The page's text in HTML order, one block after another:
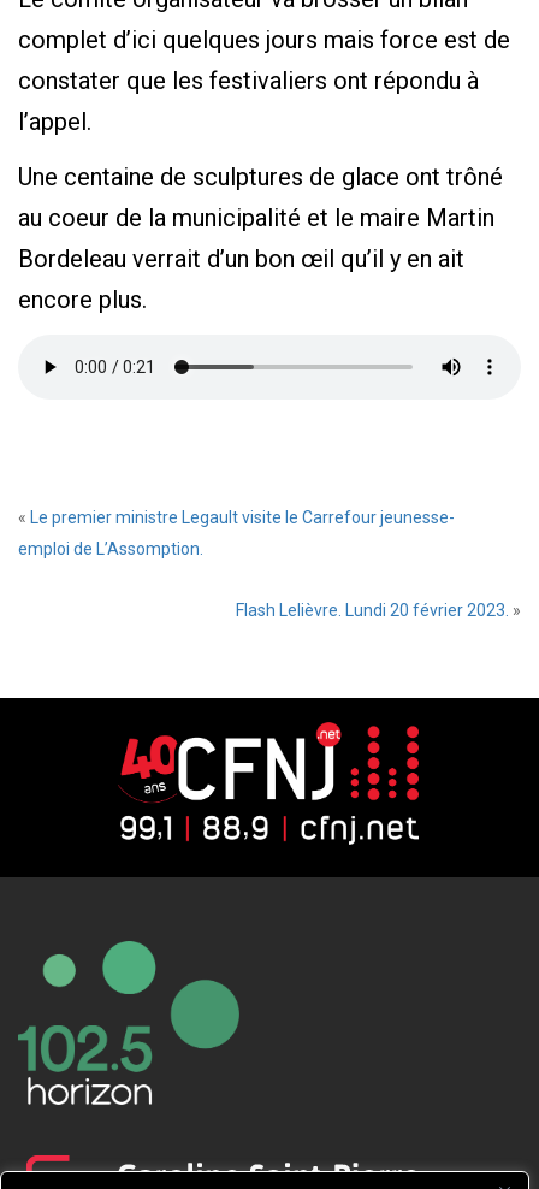
complet d’ici quelques jours mais force est de
constater que les festivaliers ont répondu à
l’appel.
Une centaine de sculptures de glace ont trôné
au coeur de la municipalité et le maire Martin
Bordeleau verrait d’un bon œil qu’il y en ait
encore plus.
«
Le premier ministre Legault visite le Carrefour jeunesse-
emploi de L’Assomption.
Flash Lelièvre. Lundi 20 février 2023. »